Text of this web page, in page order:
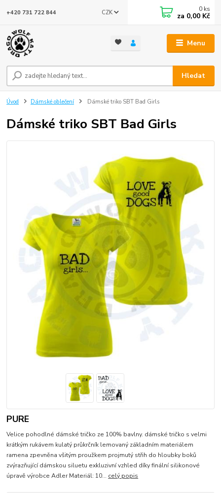
Menu
CZK
Hledat
+420 731 722 844 0 ks
za 0,00 Kč
Úvod Dámské oblečení Dámské triko SBT Bad Girls
Dámské triko SBT Bad Girls
PURE
Velice pohodlné dámské tričko ze 100% bavlny. dámské tričko s velmi
krátkým rukávem kulatý průkrčník lemovaný základním materiálem
ramena zpevněna všitým proužkem projmutý střih do hloubky boků
zvýrazňující dámskou siluetu exkluzivní vzhled díky finální silikonové
úpravě výrobce Adler Materiál: 10... celý popis